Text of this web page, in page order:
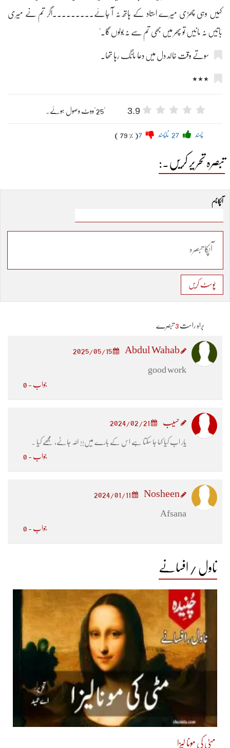
کہیں وہی چھڑی میرے استاد کے ہاتھ نہ آ جائے۔۔۔۔۔۔۔۔۔اگر تم نے میری
باتیں نہ مانیں تو پھر میں بھی تم سے نہ بولوں گا۔"
سوتے وقت خالد دل میں دعا مانگ رہا تھا۔
٭٭٭
3.9 "25"ووٹ وصول ہوئے۔
پسند ناپسند ( 79 % )
تبصرہ تحریر کریں۔:
آپکا نام
پوسٹ کریں
براہ راست 3 تبصرے
2025/05/15
good work
جواب - 0
حسیب 2024/02/21
یار اب کیا کہا جا سکتا ہے اس کے بارے میں!! اللہ جانے، مجھے کیا ۔
جواب - 0
2024/01/11
Afsana
جواب - 0
ناول / افسانے
مٹی کی مونا لیزا